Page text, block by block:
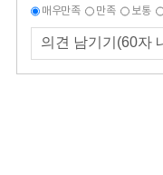
매우만족 만족 보통